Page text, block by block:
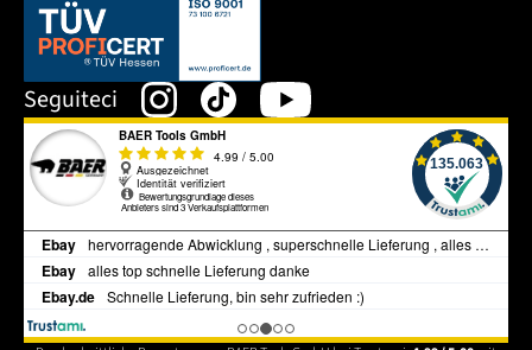
Dieser Link öffnet sich in einem neuen Tab.
Seguiteci